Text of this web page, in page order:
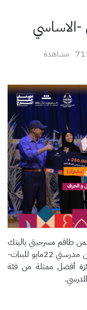
مشاهدة
طاقم مسرحيتي ياليتك
تعود فأعدل عما أقول و الحرف المشاركتان من مدرستي 22مايو للبنات-
أفضل ممثلة من فئة